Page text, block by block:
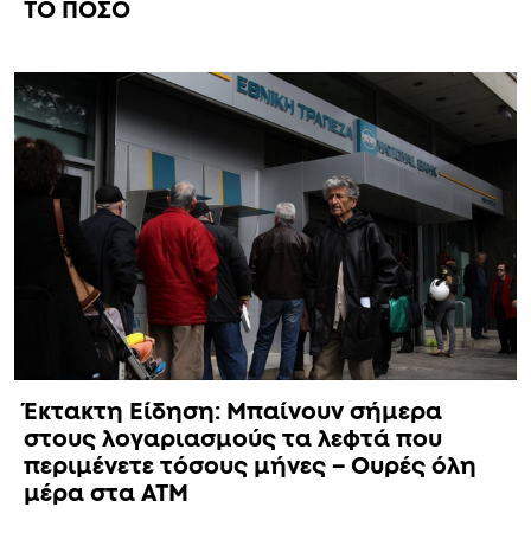
ΤΟ ΠΟΣΟ
Έκτακτη Είδηση: Μπαίνουν σήμερα
στους λογαριασμούς τα λεφτά που
περιμένετε τόσους μήνες – Ουρές όλη
μέρα στα ΑΤΜ